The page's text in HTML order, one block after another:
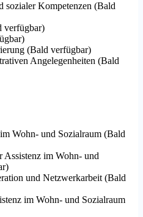
sozialer Kompetenzen (Bald
verfügbar)
)
(Bald verfügbar)
Angelegenheiten (Bald
Wohn- und Sozialraum (Bald
Assistenz im Wohn- und
)
und Netzwerkarbeit (Bald
im Wohn- und Sozialraum